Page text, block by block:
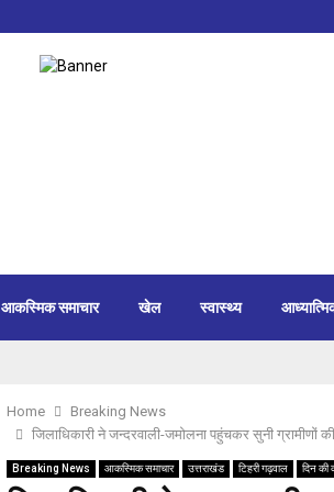
आकस्मिक समाचार खेल स्वास्थ्य
Home
Breaking News
जिलाधिकारी ने जन्दरवाली-जमोलना पहुंचकर सुनी ग्रामीणों
Breaking News आकस्मिक समाचार उत्तराखंड टिहरी गढ़वाल दिन की